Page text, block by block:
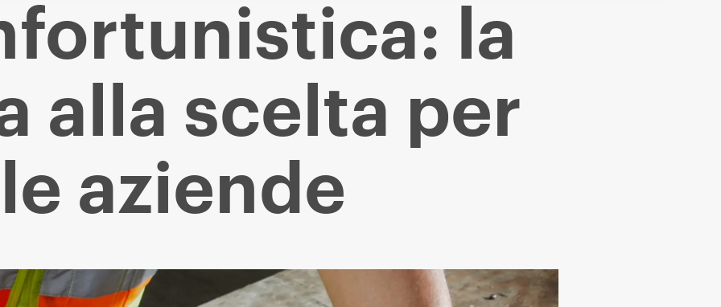
la
alla scelta per
le aziende